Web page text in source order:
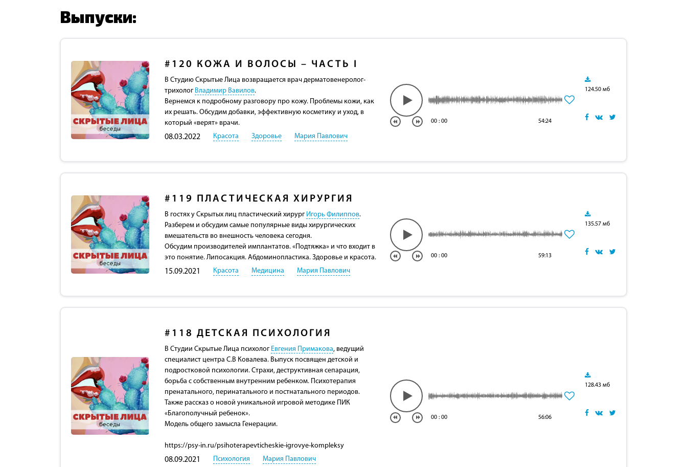
Выпуски:
#120 КОЖА И ВОЛОСЫ – ЧАСТЬ I
В Студию Скрытые Лица возвращается врач дерматовенеролог-
трихолог Владимир Вавилов.
Вернемся к подробному разговору про кожу. Проблемы кожи, как
их решать. Обсудим добавки, эффективную косметику и уход, в
который «верят» врачи.
08.03.2022 Красота Здоровье Мария Павлович
00 : 00 54:24
124.50 мб
#119 ПЛАСТИЧЕСКАЯ ХИРУРГИЯ
В гостях у Скрытых лиц пластический хирург Игорь Филиппов.
Разберем и обсудим самые популярные виды хирургических
вмешательств во внешность человека сегодня.
Обсудим производителей имплантатов. «Подтяжка» и что входит в
это понятие. Липосакция. Абдоминопластика. Здоровье и красота.
15.09.2021 Красота Медицина Мария Павлович
00 : 00 59:13
135.57 мб
#118 ДЕТСКАЯ ПСИХОЛОГИЯ
В Студии Скрытые Лица психолог Евгения Примакова, ведущий
специалист центра С.В Ковалева. Выпуск посвящен детской и
подростковой психологии. Страхи, деструктивная сепарация,
борьба с собственным внутренним ребенком. Психотерапия
пренатального, перинатального и постнатального периодов.
Также рассказ о новой уникальной игровой методике ПИК
«Благополучный ребенок».
Модель общего замысла Генерации.
https://psy-in.ru/psihoterapevticheskie-igrovye-kompleksy
08.09.2021 Психология Мария Павлович
00 : 00 56:06
128.43 мб